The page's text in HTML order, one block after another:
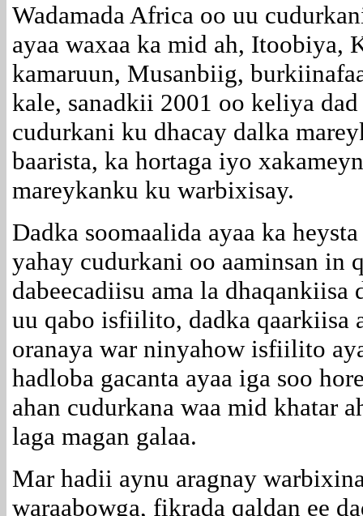
Wadamada Africa oo uu
ayaa waxaa ka mid ah, Itoobiya,
kamaruun, Musanbiig,
kale, sanadkii 2001 oo keliya
cudurkani ku dhacay dalka
baarista, ka hortaga iyo
mareykanku ku warbixisay.
Dadka soomaalida ayaa ka
yahay cudurkani oo aaminsan in
dabeecadiisu ama la
uu qabo isfiilito, dadka qaarkiisa
oranaya war ninyahow isfiilito
hadloba gacanta ayaa iga soo
ahan cudurkana waa mid khatar
laga magan galaa.
Mar hadii aynu aragnay
waraabowga, fikrada qaldan ee